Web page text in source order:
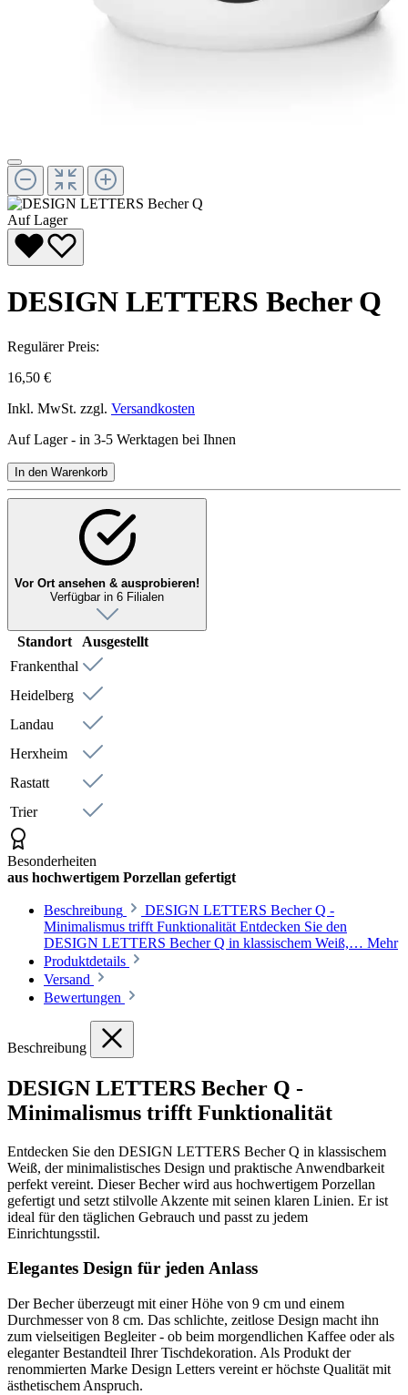
Auf Lager
DESIGN LETTERS Becher Q
Regulärer Preis:
16,50 €
Inkl. MwSt. zzgl. Versandkosten
Auf Lager - in 3-5 Werktagen bei Ihnen
In den Warenkorb
Vor Ort ansehen & ausprobieren!
Verfügbar in 6 Filialen
Standort
Ausgestellt
Frankenthal
Heidelberg
Landau
Herxheim
Rastatt
Trier
Besonderheiten
aus hochwertigem Porzellan gefertigt
Beschreibung
DESIGN LETTERS Becher Q -
Minimalismus trifft Funktionalität Entdecken Sie den
DESIGN LETTERS Becher Q in klassischem Weiß,… Mehr
Produktdetails
Versand
Bewertungen
Beschreibung
DESIGN LETTERS Becher Q -
Minimalismus trifft Funktionalität
Entdecken Sie den DESIGN LETTERS Becher Q in klassischem
Weiß, der minimalistisches Design und praktische Anwendbarkeit
perfekt vereint. Dieser Becher wird aus hochwertigem Porzellan
gefertigt und setzt stilvolle Akzente mit seinen klaren Linien. Er ist
ideal für den täglichen Gebrauch und passt zu jedem
Einrichtungsstil.
Elegantes Design für jeden Anlass
Der Becher überzeugt mit einer Höhe von 9 cm und einem
Durchmesser von 8 cm. Das schlichte, zeitlose Design macht ihn
zum vielseitigen Begleiter - ob beim morgendlichen Kaffee oder als
eleganter Bestandteil Ihrer Tischdekoration. Als Produkt der
renommierten Marke Design Letters vereint er höchste Qualität mit
ästhetischem Anspruch.